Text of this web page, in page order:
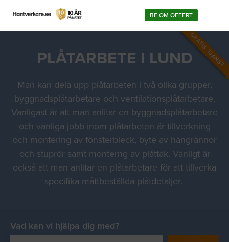
BE OM OFFERT
GRATIS TJÄNST
PLÅTARBETE I LUND
Man kan dela upp plåtarbeten i två olika grupper,
byggnadsplåtarbetare och ventilationsplåtarbetare.
Vanligast är att man anlitar en byggnadsplåtarbetare
och vanliga jobb inom plåtarbeten är tillverkning
och montering av fönsterbleck, byte av hängrännor
och stuprör samt monterng av plåttak. Vanligt är
också att man anlitar en plåtarbetare för att tillverka
specifika måttbeställda plåtdetaljer.
Vad kan vi hjälpa dig med?